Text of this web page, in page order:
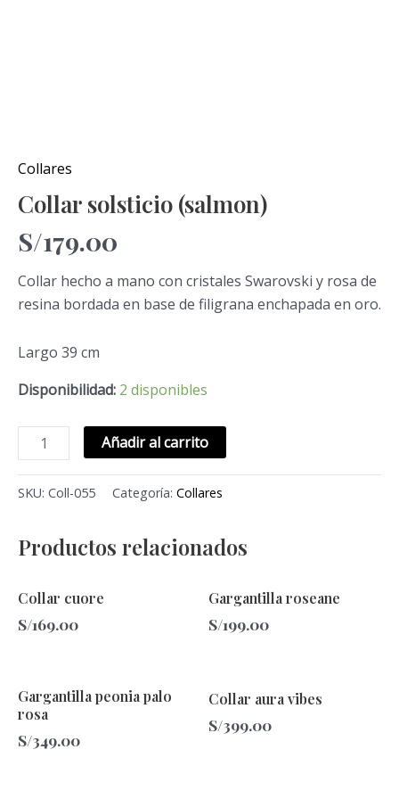
Collares
Collar solsticio (salmon)
S/179.00
Collar hecho a mano con cristales Swarovski y rosa de
resina bordada en base de filigrana enchapada en oro.
Largo 39 cm
Disponibilidad: 2 disponibles
Añadir al carrito
SKU: Coll-055 Categoría: Collares
Productos relacionados
Collar cuore
S/169.00
Gargantilla roseane
S/199.00
Gargantilla peonia palo
rosa
S/349.00
Collar aura vibes
S/399.00